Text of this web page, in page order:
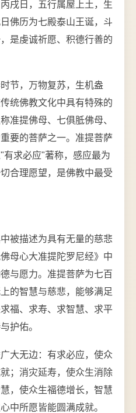
戌日，五行属屋上土，生
佛历为七殿泰山王诞，斗
是虔诚祈愿、积德行善的
节，万物复苏，生机盎
统佛教文化中具有特殊的
准提佛母、七俱胝佛母、
要的菩萨之一。准提菩萨
有求必应"著称，感应最为
合理愿望，是佛教中最受
被描述为具有无量的慈悲
母心大准提陀罗尼经》中
与愿力。准提菩萨为七百
的智慧与慈悲，能够满足
福、求寿、求智慧、求平
护佑。
大无边：有求必应，使众
；消灾延寿，使众生消除
，使众生福德增长，智慧
中所愿皆能圆满成就。